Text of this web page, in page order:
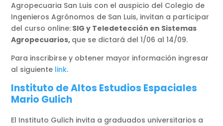
Agropecuaria San Luis con el auspicio del Colegio de
Ingenieros Agrónomos de San Luis, invitan a participar
del curso online: SIG y Teledetección en Sistemas
Agropecuarios, que se dictará del 1/06 al 14/09.
Para inscribirse y obtener mayor información ingresar
al siguiente link.
Instituto de Altos Estudios Espaciales
Mario Gulich
El Instituto Gulich invita a graduados universitarios a